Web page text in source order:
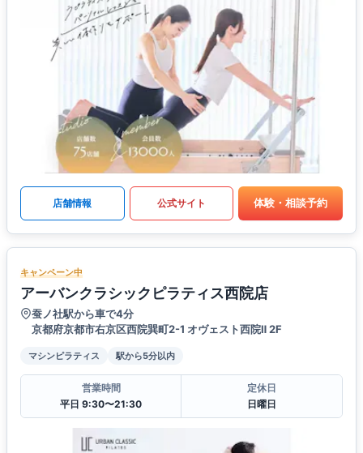
店舗情報 公式サイト 体験・相談予約
キャンペーン中
アーバンクラシックピラティス西院店
蚕ノ社駅から車で4分
京都府京都市右京区西院巽町2-1 オヴェスト西院Ⅱ 2F
マシンピラティス 駅から5分以内
営業時間
平日 9:30〜21:30
定休日
日曜日